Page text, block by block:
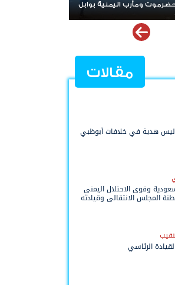
ومأرب اليمنية بوابل
مقالات
ليس هدية في خلافات أبوظبي
وقوى الاحتلال اليمني
المجلس الانتقالي وقيادته
الشعبية؟
الرئاسي